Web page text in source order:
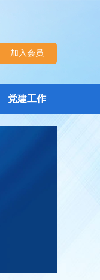
加入会员
党建工作